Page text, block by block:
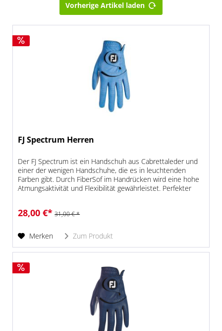
Vorherige Artikel laden
FJ Spectrum Herren
Der FJ Spectrum ist ein Handschuh aus Cabrettaleder und
einer der wenigen Handschuhe, die es in leuchtenden
Farben gibt. Durch FiberSof im Handrücken wird eine hohe
Atmungsaktivität und Flexibilität gewährleistet. Perfekter
28,00 €* 31,00 € *
Merken Zum Produkt